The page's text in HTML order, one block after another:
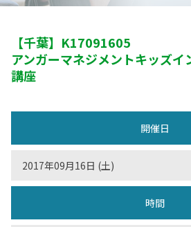
【千葉】 K17091605
アンガーマネジメントキッズイ
講座
開催日
2017年09月16日 (土)
時間